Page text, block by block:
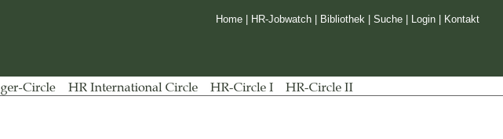
Home HR-Jobwatch Bibliothek Suche Login Kontakt